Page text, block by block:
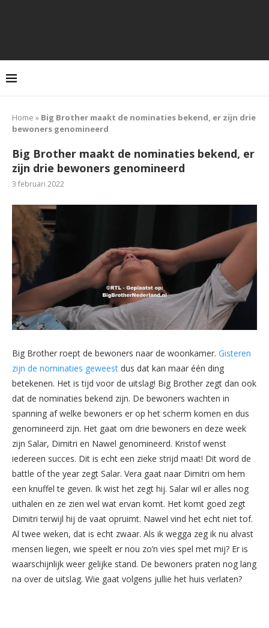
Home » Big Brother maakt de nominaties bekend, er zijn drie
bewoners genomineerd
Big Brother maakt de nominaties bekend, er
zijn drie bewoners genomineerd
3 februari 2022
Big Brother roept de bewoners naar de woonkamer. Gisteren
zijn de nominaties geweest dus dat kan maar één ding
betekenen. Het is tijd voor de uitslag! Big Brother zegt dan ook
dat de nominaties bekend zijn. De bewoners wachten in
spanning af welke bewoners er op het scherm komen en dus
genomineerd zijn. Het gaat om drie bewoners en deze week
zijn Salar, Dimitri en Nawel genomineerd. Kristof wenst
iedereen succes. Dit is echt een zieke strijd maat! Dit word de
battle of the year zegt Salar. Vera gaat naar Dimitri om hem
een knuffel te geven. Ik wist het zegt hij. Salar wil er alles nog
uithalen en ze zien wel wat ervan komt. Het komt goed zegt
Dimitri terwijl hij de vaat opruimt. Nawel vind het echt niet tof.
Al twee weken, dat is echt zwaar. Als ik wegga zeg ik nu alvast
mensen liegen, wie speelt er nou zo’n vies spel met mij? Er is
waarschijnlijk weer gelijke stand. De bewoners praten nog lang
na over de uitslag. Wie gaat volgens jullie het huis verlaten?